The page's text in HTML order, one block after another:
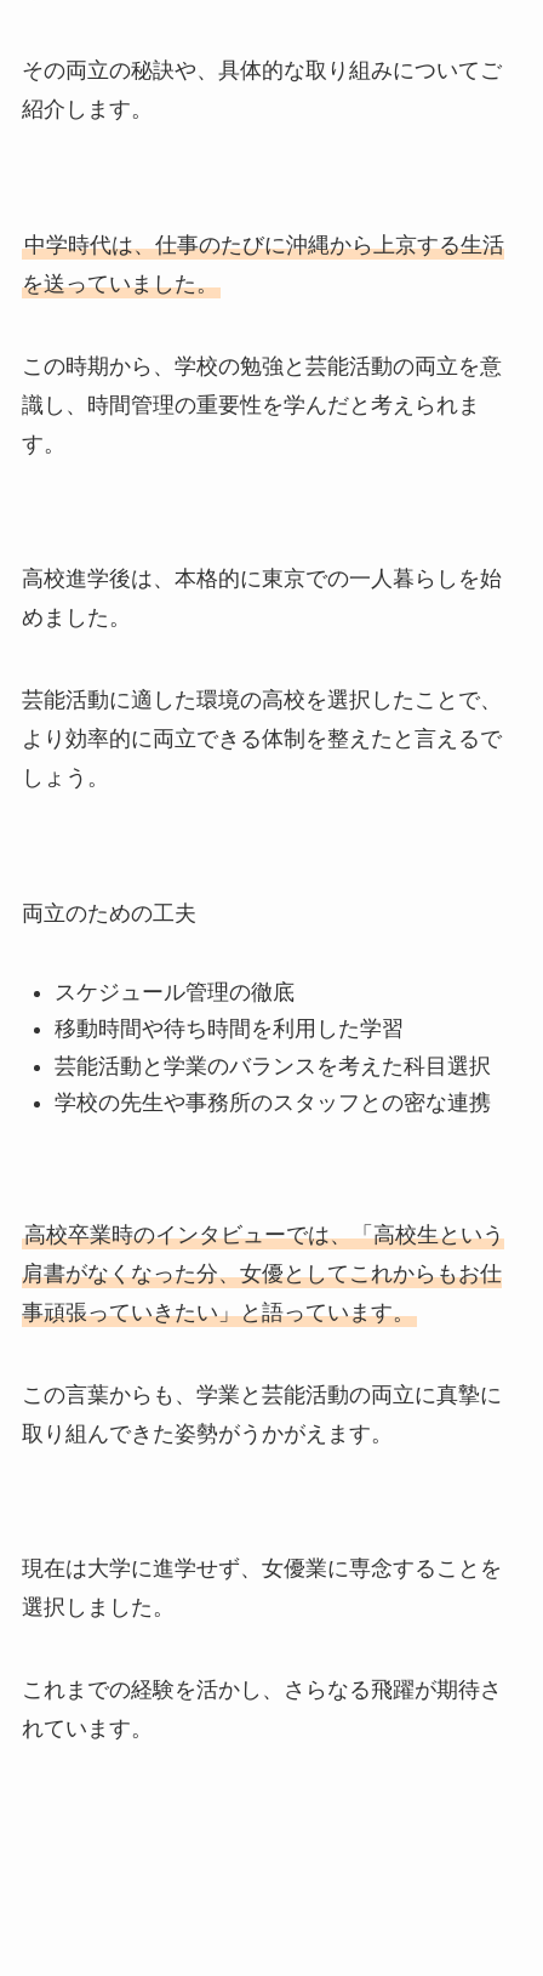
その両立の秘訣や、具体的な取り組みについてご
紹介します。
中学時代は、仕事のたびに沖縄から上京する生活
を送っていました。
この時期から、学校の勉強と芸能活動の両立を意
識し、時間管理の重要性を学んだと考えられま
す。
高校進学後は、本格的に東京での一人暮らしを始
めました。
芸能活動に適した環境の高校を選択したことで、
より効率的に両立できる体制を整えたと言えるで
しょう。
両立のための工夫
スケジュール管理の徹底
移動時間や待ち時間を利用した学習
芸能活動と学業のバランスを考えた科目選択
学校の先生や事務所のスタッフとの密な連携
高校卒業時のインタビューでは、「高校生という
肩書がなくなった分、女優としてこれからもお仕
事頑張っていきたい」と語っています。
この言葉からも、学業と芸能活動の両立に真摯に
取り組んできた姿勢がうかがえます。
現在は大学に進学せず、女優業に専念することを
選択しました。
これまでの経験を活かし、さらなる飛躍が期待さ
れています。